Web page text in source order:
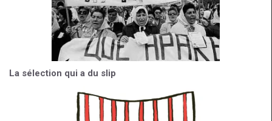
La sélection qui a du slip